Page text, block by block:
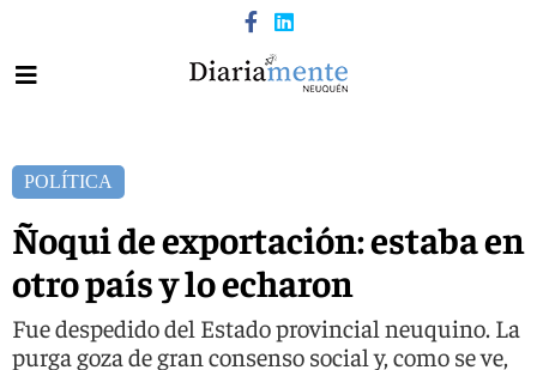
POLÍTICA
Ñoqui de exportación: estaba en
otro país y lo echaron
Fue despedido del Estado provincial neuquino. La
purga goza de gran consenso social y, como se ve,